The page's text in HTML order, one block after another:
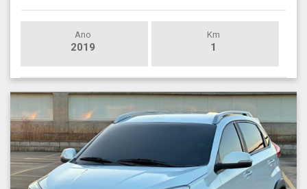
Ano
2019
Km
1